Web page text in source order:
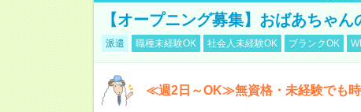
【オープニング募集】おばあちゃ
派遣 職種未経験OK 社会人未経験OK ブランクOK
≪週2日～OK≫無資格・未経験でも時